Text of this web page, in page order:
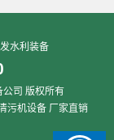
水利装备
司 版权所有
污机设备 厂家直销